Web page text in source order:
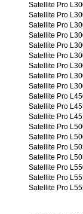
Satellite Pro
Satellite Pro
Satellite Pro
Satellite Pro
Satellite Pro
Satellite Pro
Satellite Pro
Satellite Pro
Satellite Pro
Satellite Pro
Satellite Pro
Satellite Pro
Satellite Pro
Satellite Pro
Satellite Pro
Satellite Pro
Satellite Pro
Satellite Pro
Satellite Pro